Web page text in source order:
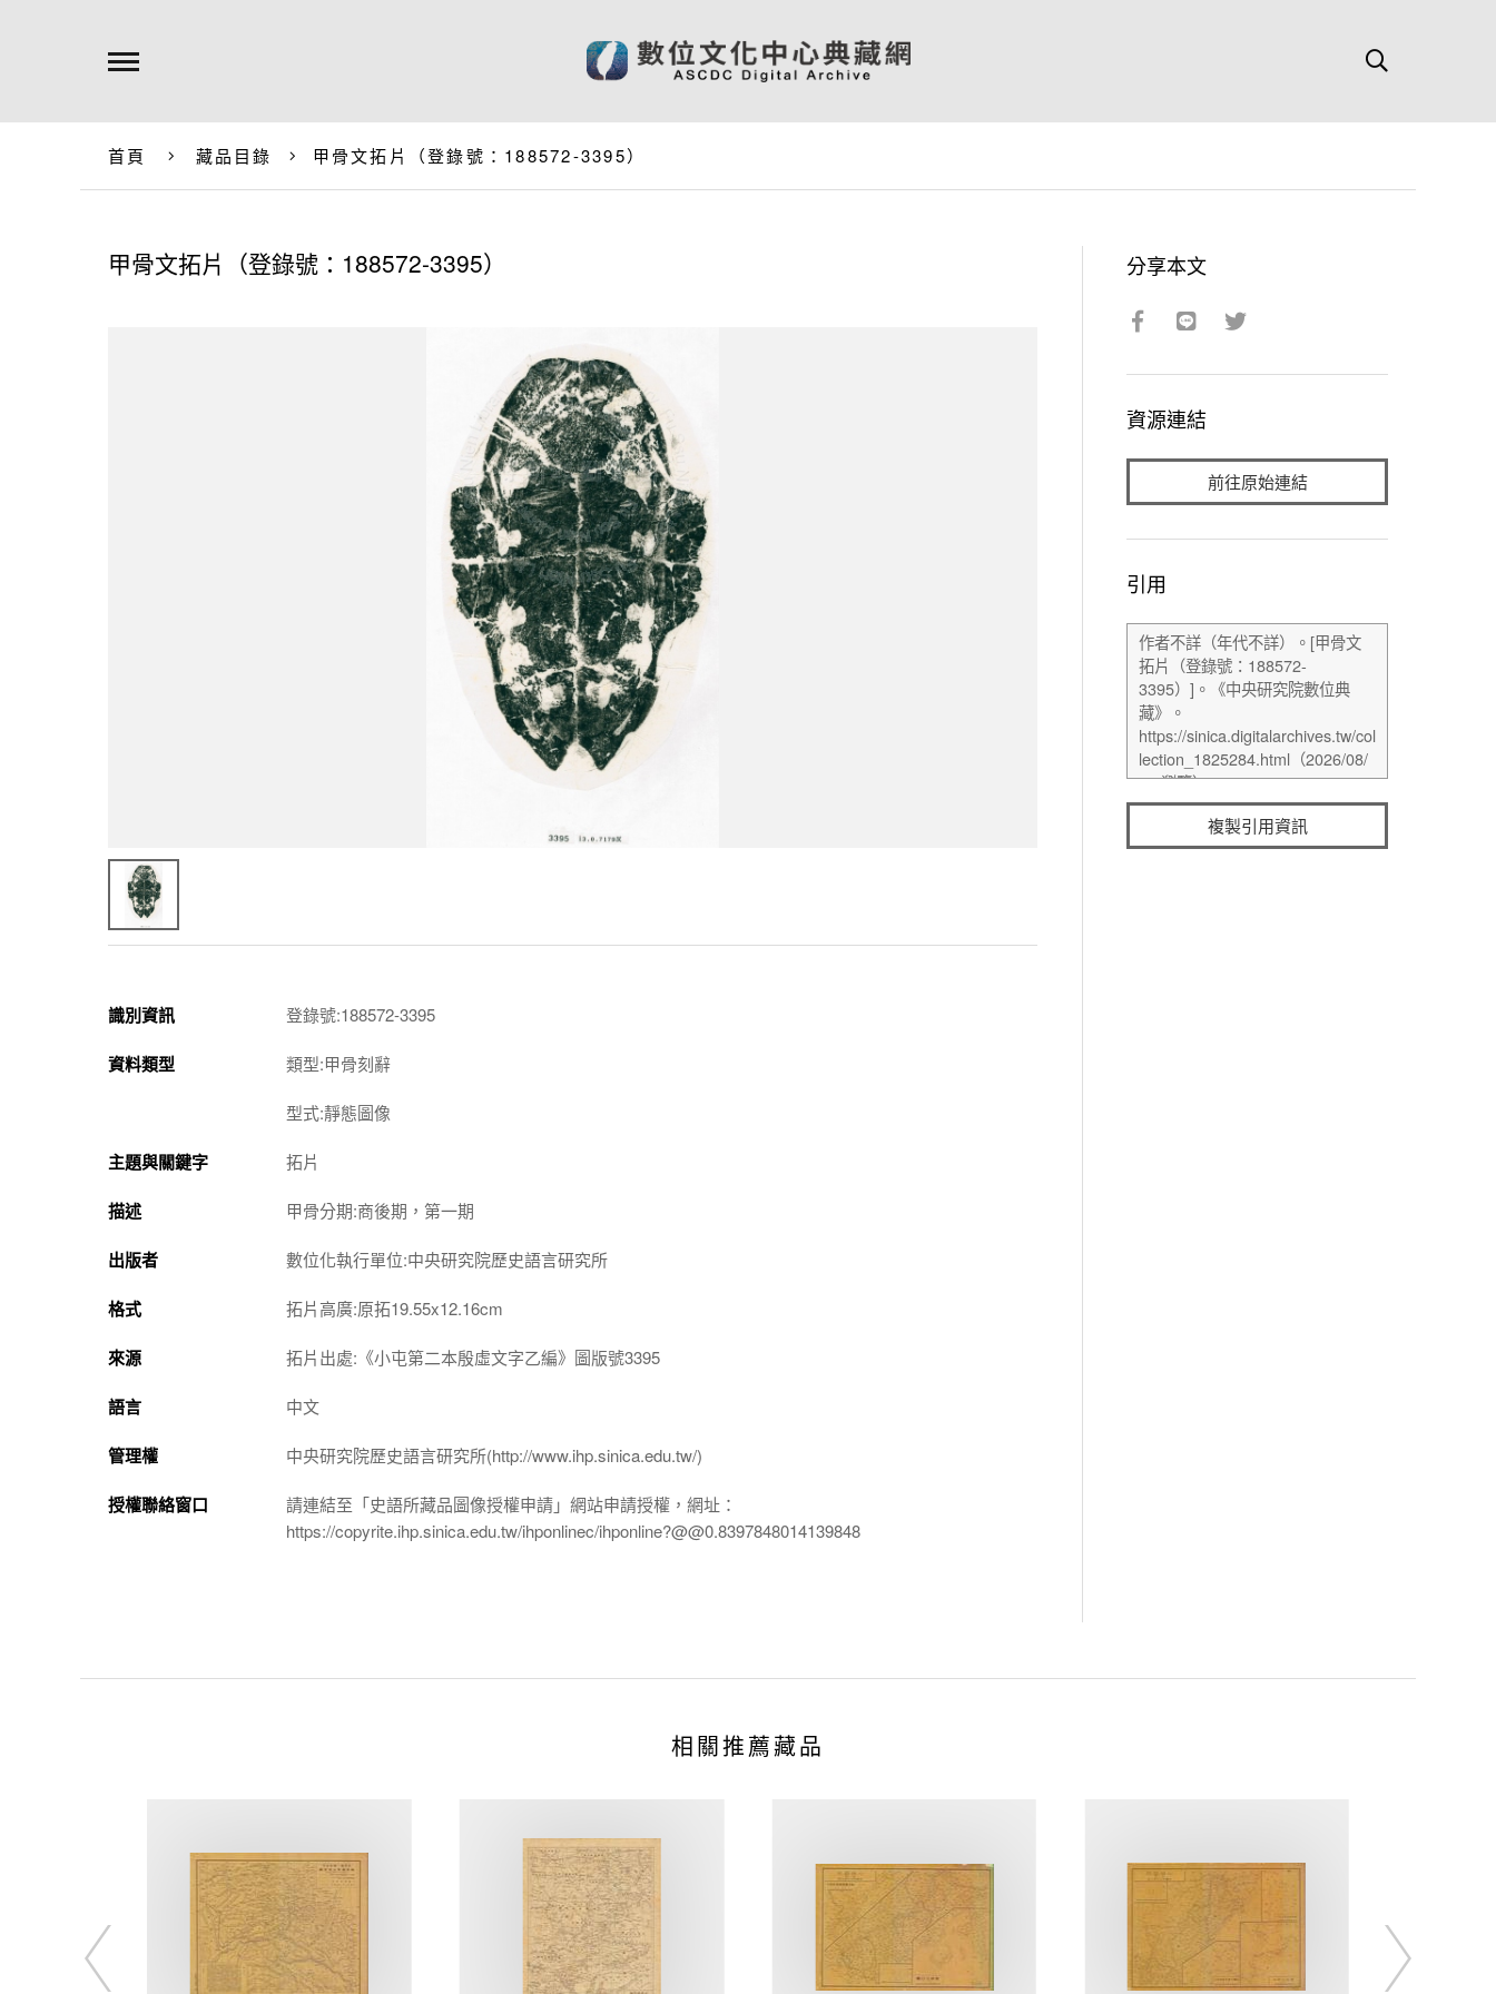
首頁 藏品目錄 甲骨文拓片（登錄號：188572-3395）
甲骨文拓片（登錄號：188572-3395）
識別資訊 登錄號:188572-3395
資料類型 類型:甲骨刻辭
型式:靜態圖像
主題與關鍵字 拓片
描述 甲骨分期:商後期，第一期
出版者 數位化執行單位:中央研究院歷史語言研究所
格式 拓片高廣:原拓19.55x12.16cm
來源 拓片出處:《小屯第二本殷虛文字乙編》圖版號3395
語言 中文
管理權 中央研究院歷史語言研究所(http://www.ihp.sinica.edu.tw/)
授權聯絡窗口
請連結至「史語所藏品圖像授權申請」網站申請授權，網址：
https://copyrite.ihp.sinica.edu.tw/ihponlinec/ihponline?@@0.8397848014139848
分享本文
資源連結
前往原始連結
引用
複製引用資訊
相關推薦藏品